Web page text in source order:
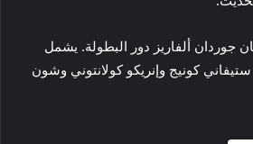
جوردان ألفاريز دور البطولة. يشمل
كونيج وإنريكو كولانتوني وشون